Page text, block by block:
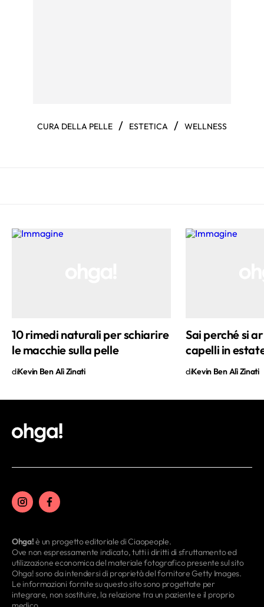
CURA DELLA PELLE / ESTETICA / WELLNESS
10 rimedi naturali per schiarire
le macchie sulla pelle
diKevin Ben Alì Zinati
Sai perché si
capelli in
diKevin Ben Alì Zinati
Ohga!è un progetto editoriale di Ciaopeople.
Ove non espressamente indicato, tutti i diritti di sfruttamento ed
utilizzazione economica del materiale fotografico presente sul sito
Ohga! sono da intendersi di proprietà del fornitore Getty Images.
Le informazioni fornite su questo sito sono progettate per
integrare, non sostituire, la relazione tra un paziente e il proprio